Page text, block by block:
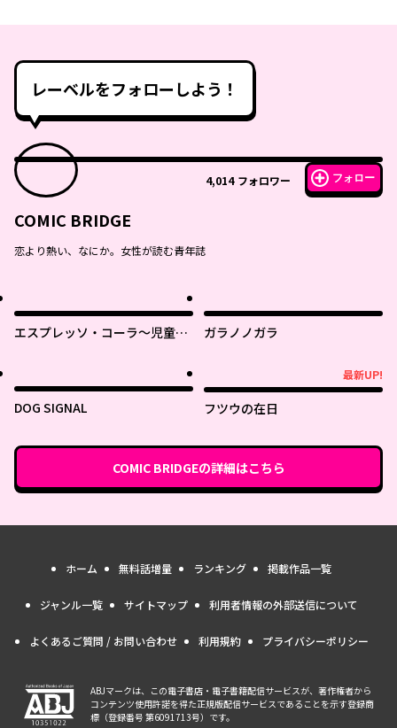
レーベルをフォローしよう！
4,014 フォロワー フォロー
COMIC BRIDGE
恋より熱い、なにか。女性が読む青年誌
エスプレッソ・コーラ～児童発
ガラノノガラ
DOG SIGNAL
最新UP!
フツウの在日
COMIC BRIDGEの詳細はこちら
ホーム 無料話増量 ランキング 掲載作品一覧
ジャンル一覧 サイトマップ 利用者情報の外部送信について
よくあるご質問 / お問い合わせ 利用規約 プライバシーポリシー
ABJマークは、この電子書店・電子書籍配信サービスが、著作権者から
コンテンツ使用許諾を得た正規版配信サービスであることを示す登録商
標（登録番号 第6091713号）です。